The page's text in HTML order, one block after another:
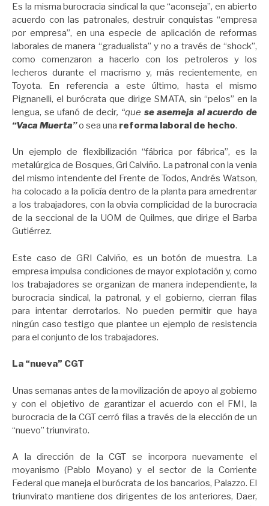
Es la misma burocracia sindical la que “aconseja”, en abierto
acuerdo con las patronales, destruir conquistas “empresa
por empresa”, en una especie de aplicación de reformas
laborales de manera “gradualista” y no a través de “shock”,
como comenzaron a hacerlo con los petroleros y los
lecheros durante el macrismo y, más recientemente, en
Toyota. En referencia a este último, hasta el mismo
Pignanelli, el burócrata que dirige SMATA, sin “pelos” en la
lengua, se ufanó de decir, “que se asemeja al acuerdo de
“Vaca Muerta”o sea una reforma laboral de hecho.
Un ejemplo de flexibilización “fábrica por fábrica”, es la
metalúrgica de Bosques, Gri Calviño. La patronal con la venia
del mismo intendente del Frente de Todos, Andrés Watson,
ha colocado a la policía dentro de la planta para amedrentar
a los trabajadores, con la obvia complicidad de la burocracia
de la seccional de la UOM de Quilmes, que dirige el Barba
Gutiérrez.
Este caso de GRI Calviño, es un botón de muestra. La
empresa impulsa condiciones de mayor explotación y, como
los trabajadores se organizan de manera independiente, la
burocracia sindical, la patronal, y el gobierno, cierran filas
para intentar derrotarlos. No pueden permitir que haya
ningún caso testigo que plantee un ejemplo de resistencia
para el conjunto de los trabajadores.
La “nueva” CGT
Unas semanas antes de la movilización de apoyo al gobierno
y con el objetivo de garantizar el acuerdo con el FMI, la
burocracia de la CGT cerró filas a través de la elección de un
“nuevo” triunvirato.
A la dirección de la CGT se incorpora nuevamente el
moyanismo (Pablo Moyano) y el sector de la Corriente
Federal que maneja el burócrata de los bancarios, Palazzo. El
triunvirato mantiene dos dirigentes de los anteriores, Daer,